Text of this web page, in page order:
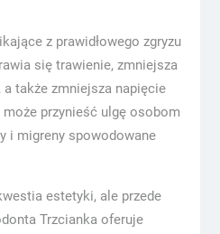
z prawidłowego zgryzu
się trawienie, zmniejsza
a także zmniejsza napięcie
przynieść ulgę osobom
i migreny spowodowane
estetyki, ale przede
Trzcianka oferuje